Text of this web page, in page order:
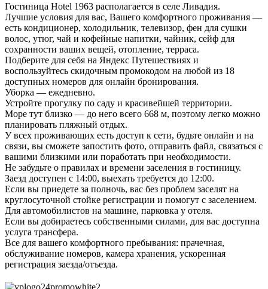
Гостиница Hotel 1963 располагается в селе Ливадия.
Лучшие условия для вас, Вашего комфортного проживания —
есть кондиционер, холодильник, телевизор, фен для сушки
волос, утюг, чай и кофейные напитки, чайник, сейф для
сохранности ваших вещей, отопление, терраса.
Подберите для себя на Яндекс Путешествиях и
воспользуйтесь скидочным промокодом на любой из 18
доступных номеров для онлайн бронирования.
Уборка — ежедневно.
Устройте прогулку по саду и красивейшей территории.
Море тут близко — до него всего 668 м, поэтому легко можно
планировать пляжный отдых.
У всех проживающих есть доступ к сети, будьте онлайн и на
связи, вы сможете запостить фото, отправить файл, связаться с
вашими близкими или поработать при необходимости.
Не забудьте о правилах и времени заселения в гостиницу.
Заезд доступен с 14:00, выехать требуется до 12:00.
Если вы приедете за полночь, вас без проблем заселят на
круглосуточной стойке регистрации и помогут с заселением.
Для автомобилистов на машине, парковка у отеля.
Если вы добираетесь собственными силами, для вас доступна
услуга трансфера.
Все для вашего комфортного пребывания: прачечная,
обслуживание номеров, камера хранения, ускоренная
регистрация заезда/отъезда.